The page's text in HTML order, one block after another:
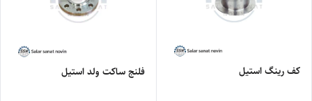
کف رینگ استیل فلنج ساکت ولد استیل